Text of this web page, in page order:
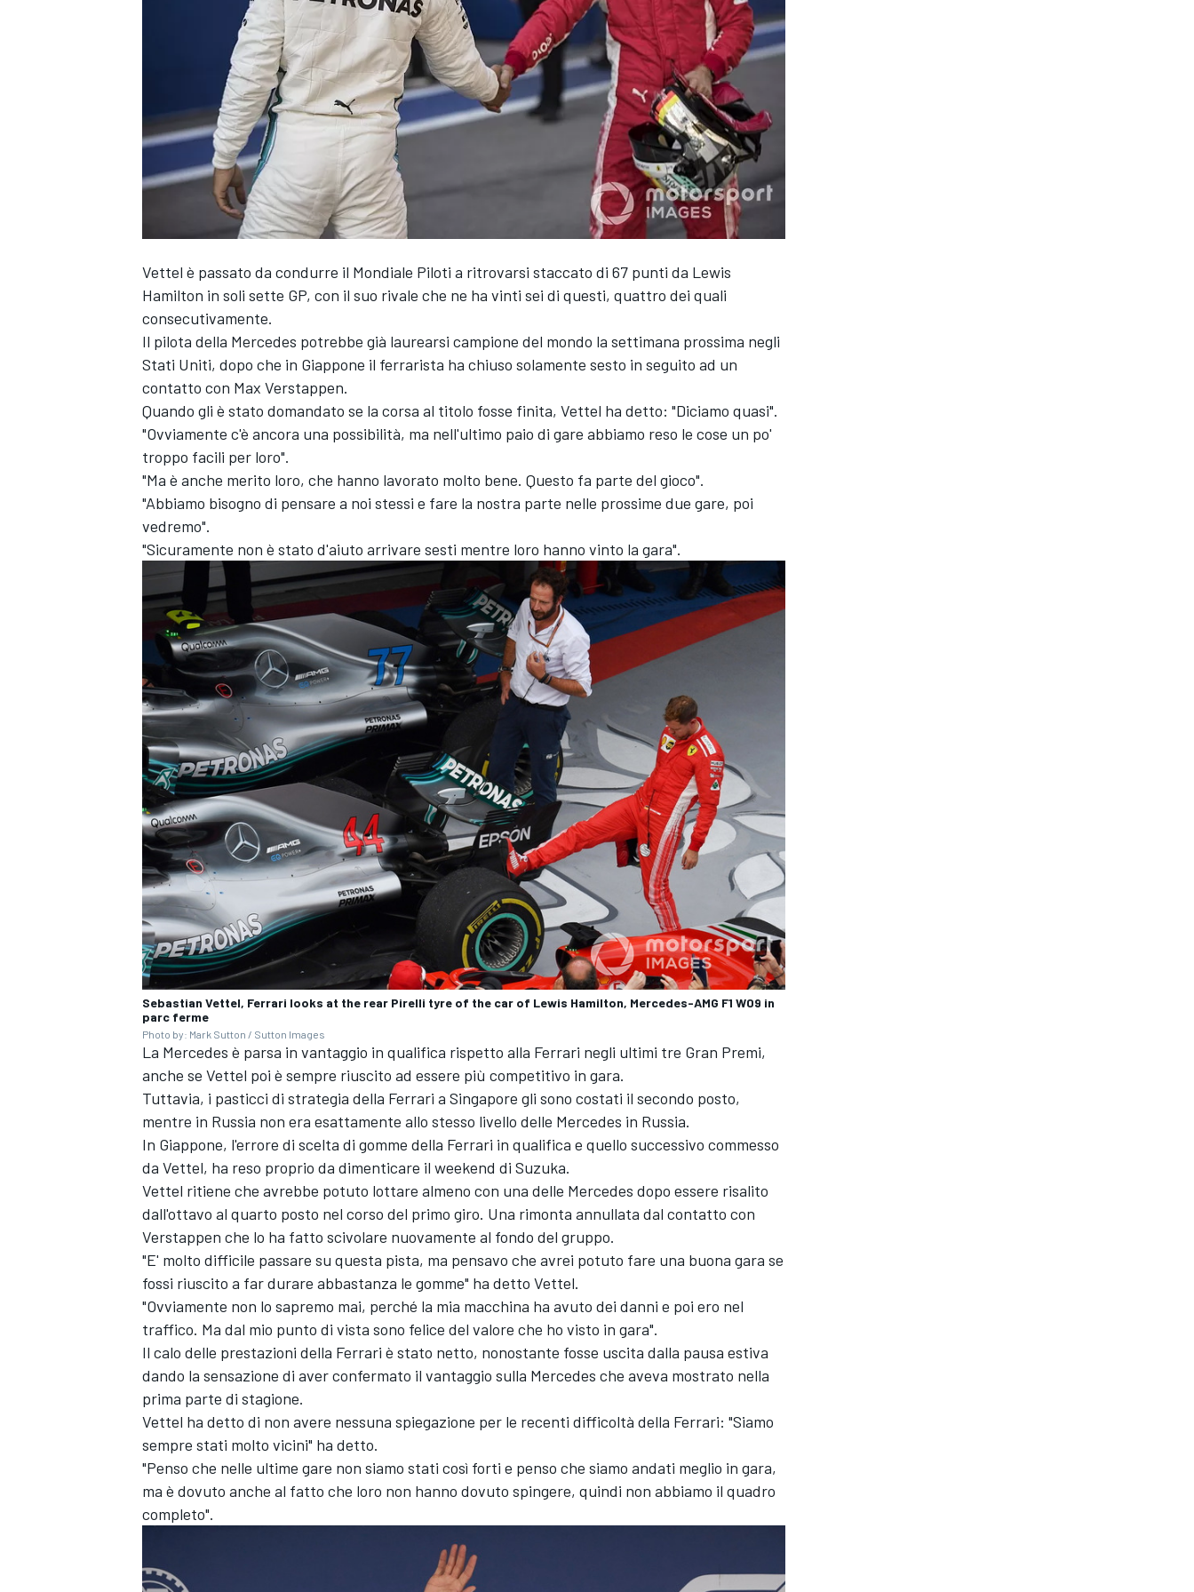
MONOPOSTO
ENDURANCE/GT
Vettel è passato da condurre il Mondiale Piloti a ritrovarsi staccato di 67 punti da Lewis
Hamilton in soli sette GP, con il suo rivale che ne ha vinti sei di questi, quattro dei quali
consecutivamente.
Il pilota della Mercedes potrebbe già laurearsi campione del mondo la settimana prossima negli
Stati Uniti, dopo che in Giappone il ferrarista ha chiuso solamente sesto in seguito ad un
contatto con Max Verstappen.
Quando gli è stato domandato se la corsa al titolo fosse finita, Vettel ha detto: "Diciamo quasi".
"Ovviamente c'è ancora una possibilità, ma nell'ultimo paio di gare abbiamo reso le cose un po'
troppo facili per loro".
"Ma è anche merito loro, che hanno lavorato molto bene. Questo fa parte del gioco".
"Abbiamo bisogno di pensare a noi stessi e fare la nostra parte nelle prossime due gare, poi
vedremo".
"Sicuramente non è stato d'aiuto arrivare sesti mentre loro hanno vinto la gara".
Sebastian Vettel, Ferrari looks at the rear Pirelli tyre of the car of Lewis Hamilton, Mercedes-AMG F1 W09 in
parc ferme
Photo by: Mark Sutton / Sutton Images
La Mercedes è parsa in vantaggio in qualifica rispetto alla Ferrari negli ultimi tre Gran Premi,
anche se Vettel poi è sempre riuscito ad essere più competitivo in gara.
Tuttavia, i pasticci di strategia della Ferrari a Singapore gli sono costati il secondo posto,
mentre in Russia non era esattamente allo stesso livello delle Mercedes in Russia.
In Giappone, l'errore di scelta di gomme della Ferrari in qualifica e quello successivo commesso
da Vettel, ha reso proprio da dimenticare il weekend di Suzuka.
Vettel ritiene che avrebbe potuto lottare almeno con una delle Mercedes dopo essere risalito
dall'ottavo al quarto posto nel corso del primo giro. Una rimonta annullata dal contatto con
Verstappen che lo ha fatto scivolare nuovamente al fondo del gruppo.
"E' molto difficile passare su questa pista, ma pensavo che avrei potuto fare una buona gara se
fossi riuscito a far durare abbastanza le gomme" ha detto Vettel.
"Ovviamente non lo sapremo mai, perché la mia macchina ha avuto dei danni e poi ero nel
traffico. Ma dal mio punto di vista sono felice del valore che ho visto in gara".
Il calo delle prestazioni della Ferrari è stato netto, nonostante fosse uscita dalla pausa estiva
dando la sensazione di aver confermato il vantaggio sulla Mercedes che aveva mostrato nella
prima parte di stagione.
Vettel ha detto di non avere nessuna spiegazione per le recenti difficoltà della Ferrari: "Siamo
sempre stati molto vicini" ha detto.
"Penso che nelle ultime gare non siamo stati così forti e penso che siamo andati meglio in gara,
ma è dovuto anche al fatto che loro non hanno dovuto spingere, quindi non abbiamo il quadro
completo".